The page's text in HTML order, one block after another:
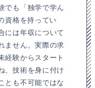
でも「独学で学ん
資格を持ってい
には年収について
ません。実際の求
経験からスタート
、技術を身に付け
とも不可能ではな